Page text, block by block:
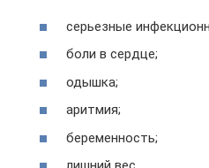
серьезные
боли в сердце;
одышка;
аритмия;
беременность;